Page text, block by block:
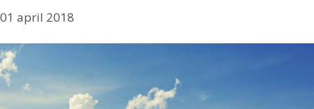
01 april 2018